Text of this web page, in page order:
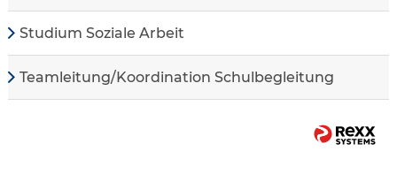
Studium Soziale Arbeit
Teamleitung/Koordination Schulbegleitung